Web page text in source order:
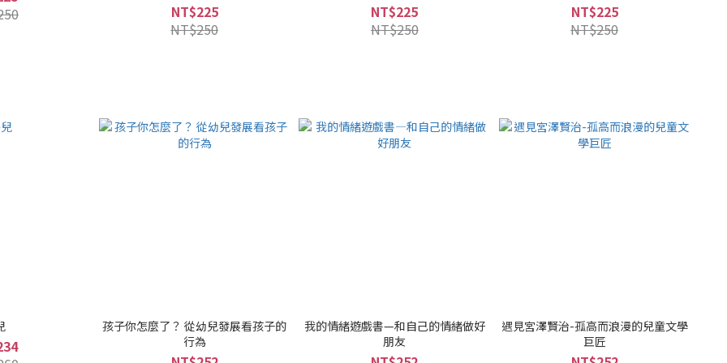
NT$225
NT$250
NT$225
NT$250
NT$225
NT$250
孩子你怎麼了？ 從幼兒發展看孩子的
行為
我的情緒遊戲書—和自己的情緒做好
朋友
遇見宮澤賢治-孤高而浪漫的兒童文學
巨匠